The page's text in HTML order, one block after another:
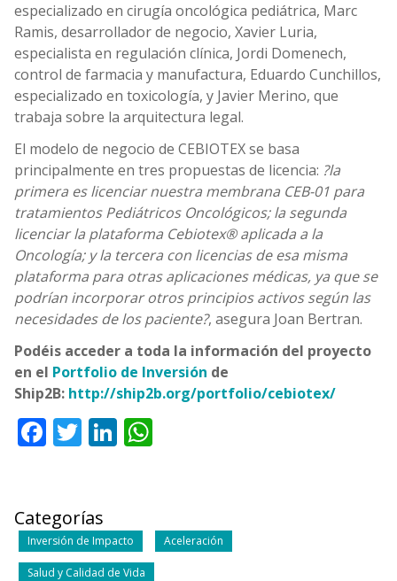
especializado en cirugía oncológica pediátrica, Marc
Ramis, desarrollador de negocio, Xavier Luria,
especialista en regulación clínica, Jordi Domenech,
control de farmacia y manufactura, Eduardo Cunchillos,
especializado en toxicología, y Javier Merino, que
trabaja sobre la arquitectura legal.
El modelo de negocio de CEBIOTEX se basa
principalmente en tres propuestas de licencia: ?la
primera es licenciar nuestra membrana CEB-01 para
tratamientos Pediátricos Oncológicos; la segunda
licenciar la plataforma Cebiotex® aplicada a la
Oncología; y la tercera con licencias de esa misma
plataforma para otras aplicaciones médicas, ya que se
podrían incorporar otros principios activos según las
necesidades de los paciente?, asegura Joan Bertran.
Podéis acceder a toda la información del proyecto
en el Portfolio de Inversión de
Ship2B: http://ship2b.org/portfolio/cebiotex/
Facebook
TwitterLinkedIn
Categorías
Inversión de Impacto Aceleración
Salud y Calidad de Vida